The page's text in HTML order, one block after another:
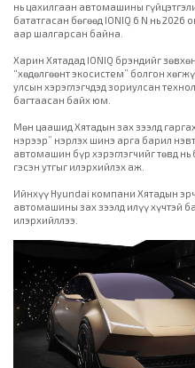
нь цахилгаан автомашины
бататгасан бөгөөд IONIQ 6 N нь
аар шалгарсан байна.
Харин Хятадад IONIQ брэндийг
“хөдөлгөөнт экосистем” болгон
улсын хэрэглэгчдэд зориулсан
багтаасан байх юм.
Мөн цаашид Хятадын зах зээлд
нэрээр” нэрлэх шинэ арга барил
автомашин бүр хэрэглэгчийг төвд нь
гэсэн утгыг илэрхийлэх аж.
Ийнхүү Hyundai компани Хятадын
автомашины зах зээлд илүү хүчтэй
илэрхийллээ.